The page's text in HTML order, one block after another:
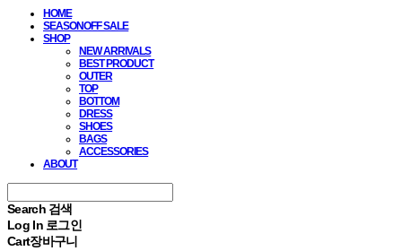
HOME
SEASONOFF SALE
SHOP
NEW ARRIVALS
BEST PRODUCT
OUTER
TOP
BOTTOM
DRESS
SHOES
BAGS
ACCESSORIES
ABOUT
Search 검색
Log In 로그인
Cart장바구니